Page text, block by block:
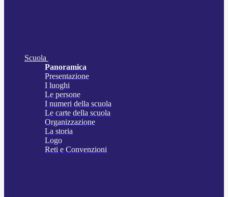
Scuola
Panoramica
Presentazione
I luoghi
Le persone
I numeri della scuola
Le carte della scuola
Organizzazione
La storia
Logo
Reti e Convenzioni